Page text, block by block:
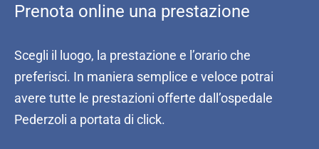
Prenota online una prestazione
Scegli il luogo, la prestazione e l’orario che
preferisci. In maniera semplice e veloce potrai
avere tutte le prestazioni offerte dall’ospedale
Pederzoli a portata di click.